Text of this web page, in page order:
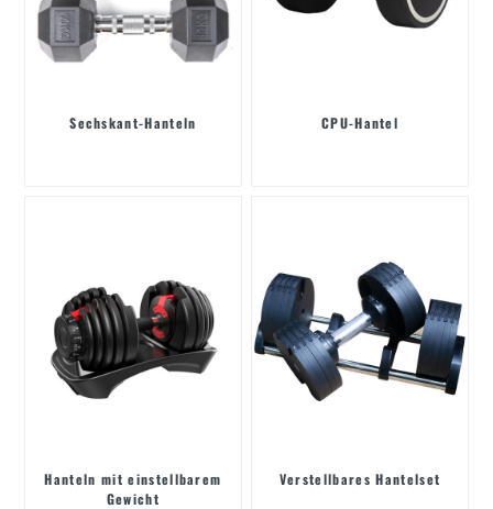
Sechskant-Hanteln CPU-Hantel
Hanteln mit einstellbarem
Gewicht
Verstellbares Hantelset